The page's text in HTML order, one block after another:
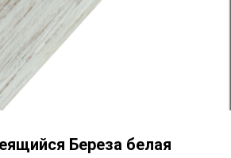
Береза белая